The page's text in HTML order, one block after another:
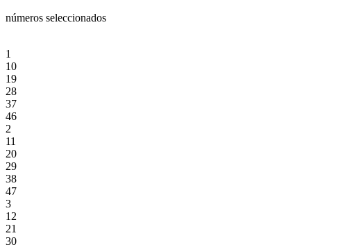
números seleccionados
1
10
19
28
37
46
2
11
20
29
38
47
3
12
21
30